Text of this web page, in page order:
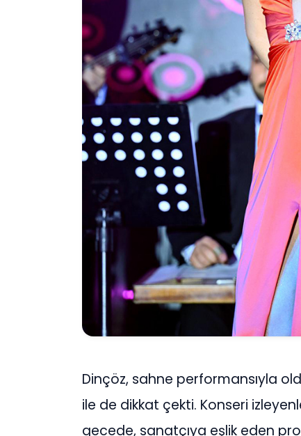
Dinçöz, sahne performansıyla
ile de dikkat çekti. Konseri
gecede, sanatçıya eşlik eden